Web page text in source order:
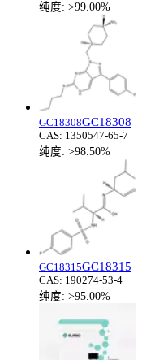
纯度: >99.00%
GC18308GC18308
CAS: 1350547-65-7
纯度: >98.50%
GC18315GC18315
CAS: 190274-53-4
纯度: >95.00%